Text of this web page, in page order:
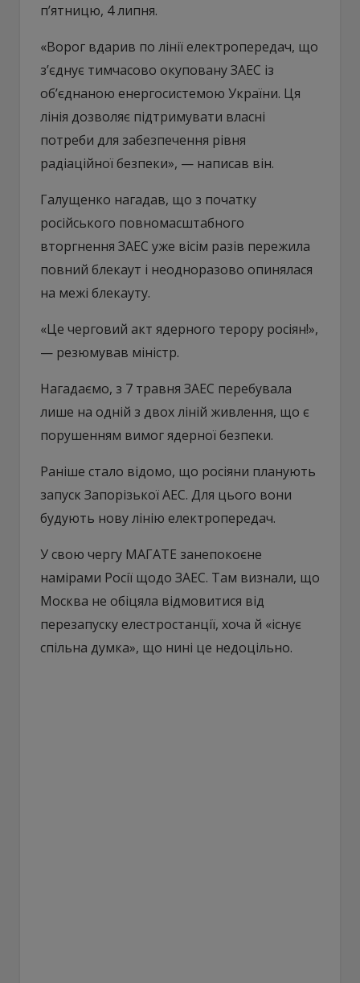
п’ятницю, 4 липня.
«Ворог вдарив по лінії електропередач, що
з’єднує тимчасово окуповану ЗАЕС із
об’єднаною енергосистемою України. Ця
лінія дозволяє підтримувати власні
потреби для забезпечення рівня
радіаційної безпеки», — написав він.
Галущенко нагадав, що з початку
російського повномасштабного
вторгнення ЗАЕС уже вісім разів пережила
повний блекаут і неодноразово опинялася
на межі блекауту.
«Це черговий акт ядерного терору росіян!»,
— резюмував міністр.
Нагадаємо, з 7 травня ЗАЕС перебувала
лише на одній з двох ліній живлення, що є
порушенням вимог ядерної безпеки.
Раніше стало відомо, що росіяни планують
запуск Запорізької АЕС. Для цього вони
будують нову лінію електропередач.
У свою чергу МАГАТЕ занепокоєне
намірами Росії щодо ЗАЕС. Там визнали, що
Москва не обіцяла відмовитися від
перезапуску елестростанції, хоча й «існує
спільна думка», що нині це недоцільно.